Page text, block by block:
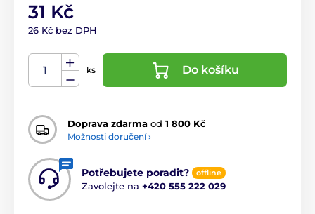
31 Kč
26 Kč bez DPH
ks Do košíku
Doprava zdarma od 1 800 Kč
Možnosti doručení ›
Potřebujete poradit? offline
Zavolejte na +420 555 222 029